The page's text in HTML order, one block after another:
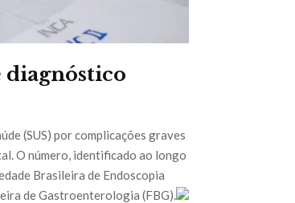
(SUS) por complicações graves
O número, identificado ao longo
Brasileira de Endoscopia
de Gastroenterologia (FBG).